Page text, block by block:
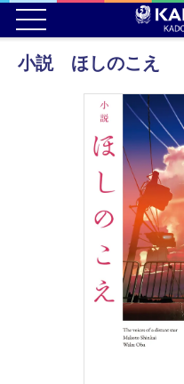
小説 ほしのこえ